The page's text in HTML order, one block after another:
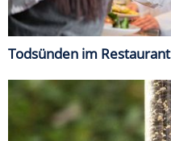
Todsünden im Restaurant